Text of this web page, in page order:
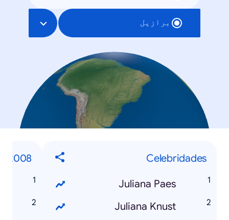
برازیل
Celebridades
Juliana Paes
Juliana Knust
2008